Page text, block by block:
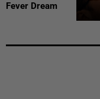
Fever Dream